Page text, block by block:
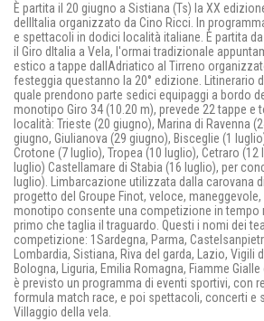
È partita il 20 giugno a Sistiana (Ts) la XX
dellItalia organizzato da Cino Ricci. In
e spettacoli in dodici località italiane. È partita
il Giro dItalia a Vela, l'ormai tradizionale
estico a tappe dallAdriatico al Tirreno
festeggia questanno la 20° edizione. Litinerario
quale prendono parte sedici equipaggi a bordo
monotipo Giro 34 (10.20 m), prevede 22 tappe
località: Trieste (20 giugno), Marina di Ravenna
giugno, Giulianova (29 giugno), Bisceglie (1
Crotone (7 luglio), Tropea (10 luglio), Cetraro
luglio) Castellamare di Stabia (16 luglio), per
luglio). Limbarcazione utilizzata dalla carovana di
progetto del Groupe Finot, veloce,
monotipo consente una competizione in tempo
primo che taglia il traguardo. Questi i nomi dei
competizione: 1Sardegna, Parma,
Lombardia, Sistiana, Riva del garda, Lazio, Vigili
Bologna, Liguria, Emilia Romagna, Fiamme
è previsto un programma di eventi sportivi, con
formula match race, e poi spettacoli, concerti e
Villaggio della vela.